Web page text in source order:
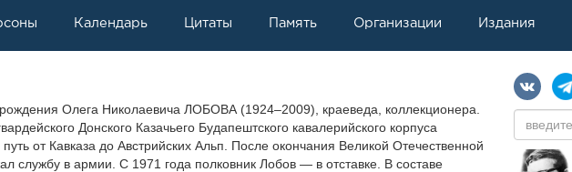
Календарь Цитаты Память Организации Издания
Олега Николаевича ЛОБОВА (1924–2009), краеведа, коллекционера.
Донского Казачьего Будапештского кавалерийского корпуса
от Кавказа до Австрийских Альп. После окончания Великой Отечественной
службу в армии. С 1971 года полковник Лобов — в отставке. В составе